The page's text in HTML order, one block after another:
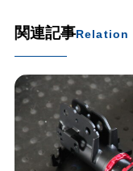
関連記事Relation